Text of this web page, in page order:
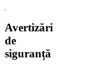
Avertizări
de
siguranță